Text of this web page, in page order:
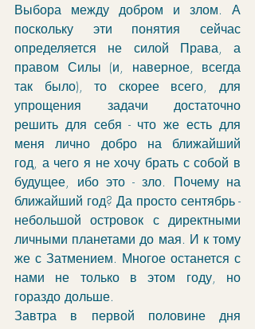
Выбора между добром и злом. А
поскольку эти понятия сейчас
определяется не силой Права, а
правом Силы (и, наверное, всегда
так было), то скорее всего, для
упрощения задачи достаточно
решить для себя - что же есть для
меня лично добро на ближайший
год, а чего я не хочу брать с собой в
будущее, ибо это - зло. Почему на
ближайший год? Да просто сентябрь -
небольшой островок с директными
личными планетами до мая. И к тому
же с Затмением. Многое останется с
нами не только в этом году, но
гораздо дольше.
Завтра в первой половине дня